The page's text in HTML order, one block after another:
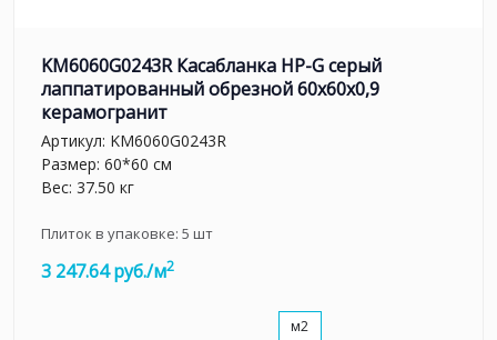
KM6060G0243R Касабланка HP-G серый
лаппатированный обрезной 60x60x0,9
керамогранит
Артикул: KM6060G0243R
Размер: 60*60 см
Вес: 37.50 кг
Плиток в упаковке: 5 шт
3 247.64 руб./м2
м2